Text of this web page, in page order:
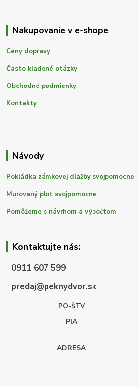
Nakupovanie v e-shope
Ceny dopravy
Často kladené otázky
Obchodné podmienky
Kontakty
Návody
Pokládka zámkovej dlažby svojpomocne
Murovaný plot svojpomocne
Pomôžeme s návrhom a výpočtom
Kontaktujte nás:
0911 607 599
predaj@peknydvor.sk
PO-ŠTV
PIA
ADRESA